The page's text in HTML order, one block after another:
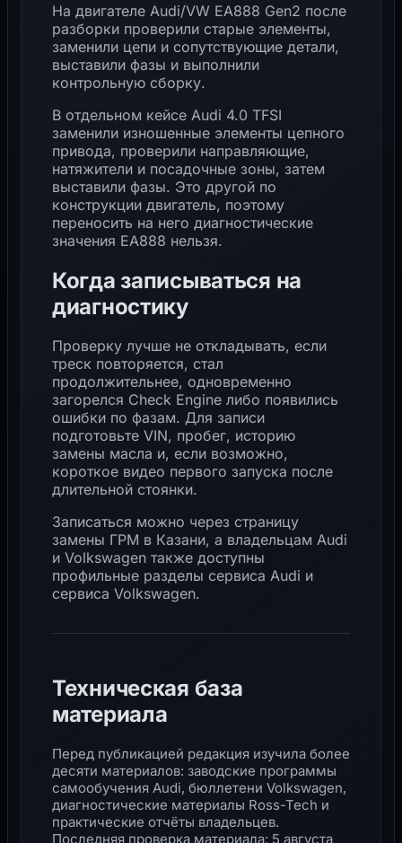
На двигателе Audi/VW EA888 Gen2 после
разборки проверили старые элементы,
заменили цепи и сопутствующие детали,
выставили фазы и выполнили
контрольную сборку.
В отдельном кейсе Audi 4.0 TFSI
заменили изношенные элементы цепного
привода, проверили направляющие,
натяжители и посадочные зоны, затем
выставили фазы. Это другой по
конструкции двигатель, поэтому
переносить на него диагностические
значения EA888 нельзя.
Когда записываться на
диагностику
Проверку лучше не откладывать, если
треск повторяется, стал
продолжительнее, одновременно
загорелся Check Engine либо появились
ошибки по фазам. Для записи
подготовьте VIN, пробег, историю
замены масла и, если возможно,
короткое видео первого запуска после
длительной стоянки.
Записаться можно через страницу
замены ГРМ в Казани, а владельцам Audi
и Volkswagen также доступны
профильные разделы сервиса Audi и
сервиса Volkswagen.
Техническая база
материала
Перед публикацией редакция изучила более
десяти материалов: заводские программы
самообучения Audi, бюллетени Volkswagen,
диагностические материалы Ross-Tech и
практические отчёты владельцев.
Последняя проверка материала: 5 августа